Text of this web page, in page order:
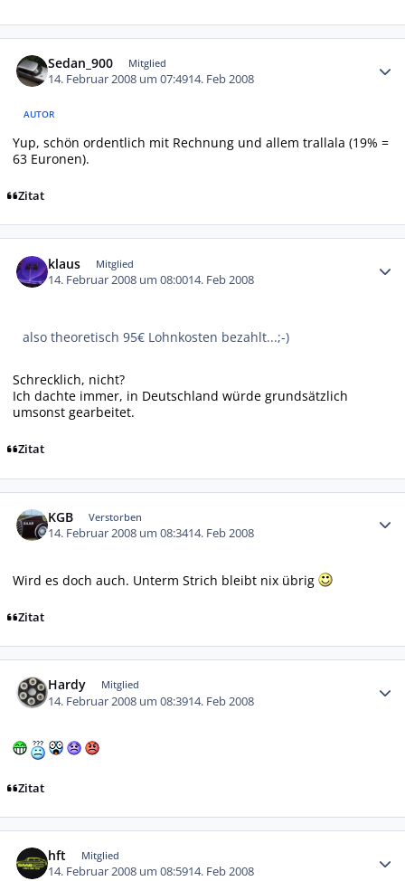
Sedan_900 Mitglied
14. Februar 2008 um 07:4914. Feb 2008
AUTOR
Yup, schön ordentlich mit Rechnung und allem trallala (19% =
63 Euronen).
Zitat
klaus Mitglied
14. Februar 2008 um 08:0014. Feb 2008
also theoretisch 95€ Lohnkosten bezahlt...;-)
Schrecklich, nicht?
Ich dachte immer, in Deutschland würde grundsätzlich
umsonst gearbeitet.
Zitat
KGB Verstorben
14. Februar 2008 um 08:3414. Feb 2008
Wird es doch auch. Unterm Strich bleibt nix übrig
Zitat
Hardy Mitglied
14. Februar 2008 um 08:3914. Feb 2008
Zitat
hft Mitglied
14. Februar 2008 um 08:5914. Feb 2008